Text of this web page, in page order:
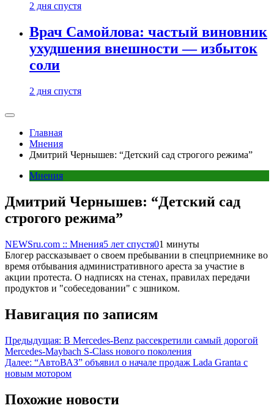
2 дня спустя
Врач Самойлова: частый виновник
ухудшения внешности — избыток
соли
2 дня спустя
Главная
Мнения
Дмитрий Чернышев: “Детский сад строгого режима”
Мнения
Дмитрий Чернышев: “Детский сад
строгого режима”
NEWSru.com :: Мнения5 лет спустя01 минуты
Блогер рассказывает о своем пребывании в спецприемнике во
время отбывания административного ареста за участие в
акции протеста. О надписях на стенах, правилах передачи
продуктов и "собеседовании" с эшником.
Навигация по записям
Предыдущая: В Mercedes-Benz рассекретили самый дорогой
Mercedes-Maybach S-Class нового поколения
Далее: “АвтоВАЗ” объявил о начале продаж Lada Granta с
новым мотором
Похожие новости